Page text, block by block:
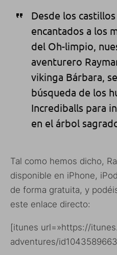
Desde los
encantados a los
del Oh-limpio,
aventurero
vikinga Bárbara,
búsqueda de los
Incrediballs para
en el árbol
Tal como hemos dicho,
disponible en iPhone,
de forma gratuita, y
este enlace directo:
[itunes url=»https://
adventures/